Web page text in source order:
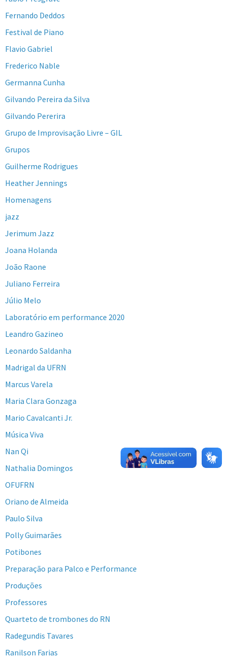
Fernando Deddos
Festival de Piano
Flavio Gabriel
Frederico Nable
Germanna Cunha
Gilvando Pereira da Silva
Gilvando Pererira
Grupo de Improvisação Livre – GIL
Grupos
Guilherme Rodrigues
Heather Jennings
Homenagens
jazz
Jerimum Jazz
Joana Holanda
João Raone
Juliano Ferreira
Júlio Melo
Laboratório em performance 2020
Leandro Gazineo
Leonardo Saldanha
Madrigal da UFRN
Marcus Varela
Maria Clara Gonzaga
Mario Cavalcanti Jr.
Música Viva
Nan Qi
Nathalia Domingos
OFUFRN
Oriano de Almeida
Paulo Silva
Polly Guimarães
Potibones
Preparação para Palco e Performance
Produções
Professores
Quarteto de trombones do RN
Radegundis Tavares
Ranilson Farias